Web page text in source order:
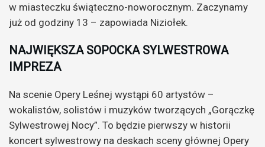
w miasteczku świąteczno-noworocznym. Zaczynamy
już od godziny 13 – zapowiada Niziołek.
NAJWIĘKSZA SOPOCKA SYLWESTROWA
IMPREZA
Na scenie Opery Leśnej wystąpi 60 artystów –
wokalistów, solistów i muzyków tworzących „Gorączkę
Sylwestrowej Nocy”. To będzie pierwszy w historii
koncert sylwestrowy na deskach sceny głównej Opery